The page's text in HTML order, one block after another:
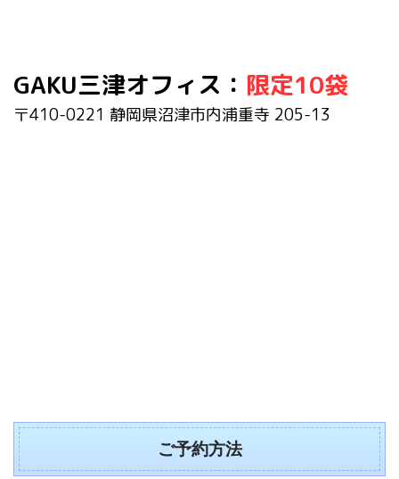
GAKU三津オフィス ： 限定10袋
〒410-0221 静岡県沼津市内浦重寺 205-13
ご予約方法